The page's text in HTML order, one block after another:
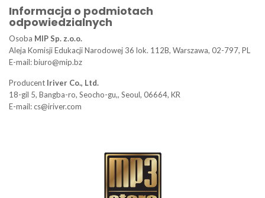
Informacja o podmiotach
odpowiedzialnych
Osoba MIP Sp. z.o.o.
Aleja Komisji Edukacji Narodowej 36 lok. 112B, Warszawa, 02-797, PL
E-mail: biuro@mip.bz
Producent Iriver Co., Ltd.
18-gil 5, Bangba-ro, Seocho-gu,, Seoul, 06664, KR
E-mail: cs@iriver.com